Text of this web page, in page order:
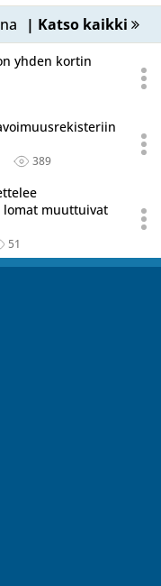
| Katso kaikki
yhden kortin
389
muuttuivat
51